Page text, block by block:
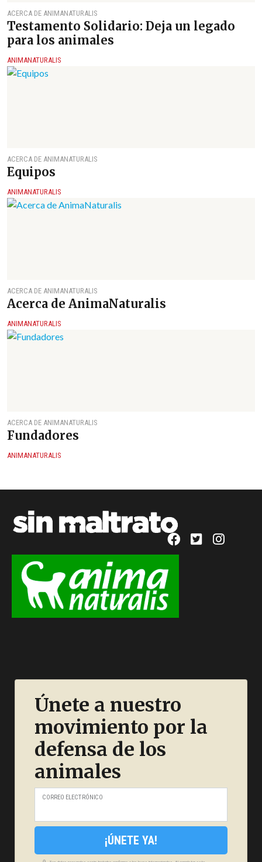
ACERCA DE ANIMANATURALIS
Testamento Solidario: Deja un legado
para los animales
ANIMANATURALIS
ACERCA DE ANIMANATURALIS
Equipos
ANIMANATURALIS
ACERCA DE ANIMANATURALIS
Acerca de AnimaNaturalis
ANIMANATURALIS
ACERCA DE ANIMANATURALIS
Fundadores
ANIMANATURALIS
Únete a nuestro
movimiento por la
defensa de los
animales
CORREO ELECTRÓNICO
¡ÚNETE YA!